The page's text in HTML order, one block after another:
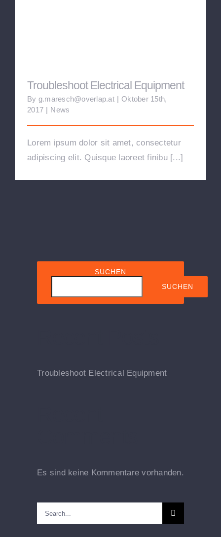
Troubleshoot Electrical Equipment
By g.maresch@overlap.at | Oktober 15th,
2017 | News
Lorem ipsum dolor sit amet, consectetur
adipiscing elit. Quisque laoreet finibu [...]
SUCHEN
SUCHEN
Troubleshoot Electrical Equipment
Es sind keine Kommentare vorhanden.
Search
for: